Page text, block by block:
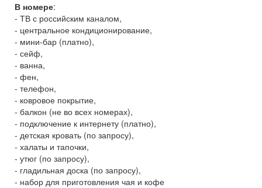
В номере:
- ТВ с российским каналом,
- центральное кондиционирование,
- мини-бар (платно),
- сейф,
- ванна,
- фен,
- телефон,
- ковровое покрытие,
- балкон (не во всех номерах),
- подключение к интернету (платно),
- детская кровать (по запросу),
- халаты и тапочки,
- утюг (по запросу),
- гладильная доска (по запросу),
- набор для приготовления чая и кофе